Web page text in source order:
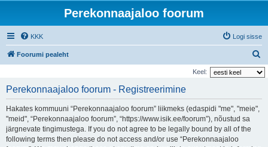
Perekonnaajaloo foorum
KKK Logi sisse
Foorumi pealeht
t
Keel:
Perekonnaajaloo foorum - Registreerimine
Hakates kommuuni “Perekonnaajaloo foorum” liikmeks (edaspidi "me", "meie",
"meid", “Perekonnaajaloo foorum”, “https://www.isik.ee/foorum”), nõustud sa
järgnevate tingimustega. If you do not agree to be legally bound by all of the
following terms then please do not access and/or use “Perekonnaajaloo